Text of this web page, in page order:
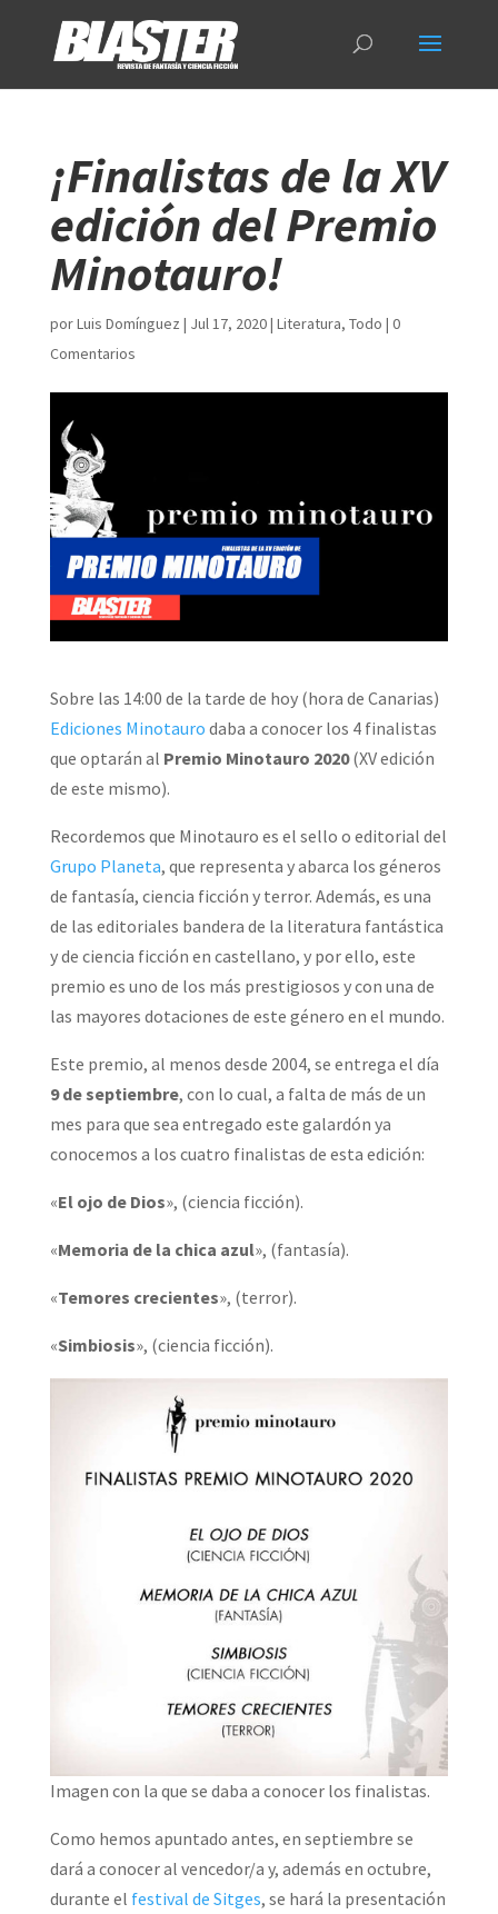
¡Finalistas de la XV
edición del Premio
Minotauro!
porLuis Domínguez | Jul 17, 2020| Literatura, Todo | 0
Comentarios
Sobre las 14:00 de la tarde de hoy (hora de Canarias)
Ediciones Minotauro daba a conocer los 4 finalistas
que optarán al Premio Minotauro 2020(XV edición
de este mismo).
Recordemos que Minotauro es el sello o editorial del
Grupo Planeta, que representa y abarca los géneros
de fantasía, ciencia ficción y terror. Además, es una
de las editoriales bandera de la literatura fantástica
y de ciencia ficción en castellano, y por ello, este
premio es uno de los más prestigiosos y con una de
las mayores dotaciones de este género en el mundo.
Este premio, al menos desde 2004, se entrega el día
9 de septiembre, con lo cual, a falta de más de un
mes para que sea entregado este galardón ya
conocemos a los cuatro finalistas de esta edición:
«El ojo de Dios», (ciencia ficción).
«Memoria de la chica azul», (fantasía).
«Temores crecientes», (terror).
«Simbiosis», (ciencia ficción).
Imagen con la que se daba a conocer los finalistas.
Como hemos apuntado antes, en septiembre se
dará a conocer al vencedor/a y, además en octubre,
durante el festival de Sitges, se hará la presentación